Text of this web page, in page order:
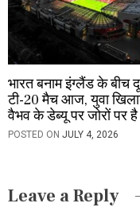
भारत बनाम इंग्लैंड के बीच
टी-20 मैच आज, युवा
वैभव के डेब्यू पर जोरों पर है
POSTED ON JULY 4, 2026
Leave a Reply